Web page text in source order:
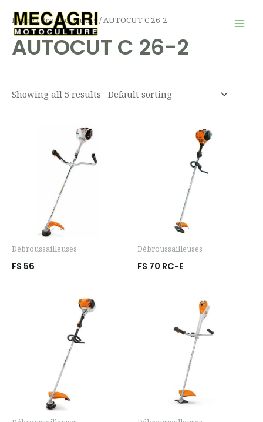
contenu
Home/ Product Outils / AUTOCUT C 26-2
AUTOCUT C 26-2
Showing all 5 results
Débroussailleuses
FS 56
Débroussailleuses
FS 70 RC-E